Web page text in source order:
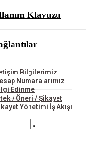
Klavuzu
Bilgilerimiz
Numaralarımız
Edinme
/ Öneri / Şikayet
Yönetimi İş Akışı